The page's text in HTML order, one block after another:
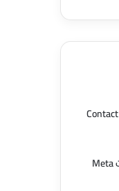
إضافة DayPick لحقول التاريخ والوقت في Contact
عندما تنطفئ الأنوار: كيف تنجو مراكز بيانات Meta